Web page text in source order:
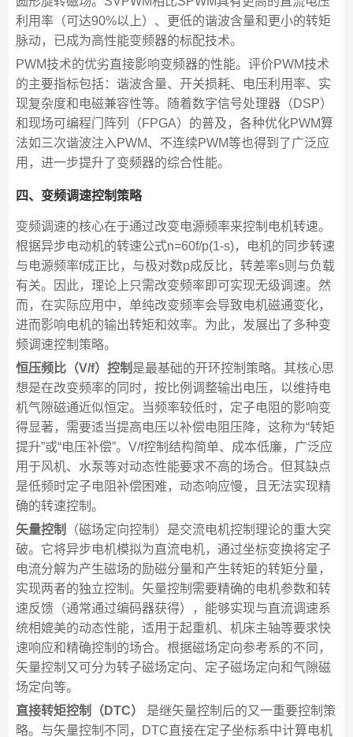
利用率（可达90%以上）、更低的谐波含量和更小的转矩
脉动，已成为高性能变频器的标配技术。
PWM技术的优劣直接影响变频器的性能。评价PWM技术
的主要指标包括：谐波含量、开关损耗、电压利用率、实
现复杂度和电磁兼容性等。随着数字信号处理器（DSP）
和现场可编程门阵列（FPGA）的普及，各种优化PWM算
法如三次谐波注入PWM、不连续PWM等也得到了广泛应
用，进一步提升了变频器的综合性能。
四、变频调速控制策略
变频调速的核心在于通过改变电源频率来控制电机转速。
根据异步电动机的转速公式n=60f/p(1-s)，电机的同步转速
与电源频率f成正比，与极对数p成反比，转差率s则与负载
有关。因此，理论上只需改变频率即可实现无级调速。然
而，在实际应用中，单纯改变频率会导致电机磁通变化，
进而影响电机的输出转矩和效率。为此，发展出了多种变
频调速控制策略。
恒压频比（V/f）控制 是最基础的开环控制策略。其核心思
想是在改变频率的同时，按比例调整输出电压，以维持电
机气隙磁通近似恒定。当频率较低时，定子电阻的影响变
得显著，需要适当提高电压以补偿电阻压降，这称为“转矩
提升”或“电压补偿”。V/f控制结构简单、成本低廉，广泛应
用于风机、水泵等对动态性能要求不高的场合。但其缺点
是低频时定子电阻补偿困难，动态响应慢，且无法实现精
确的转速控制。
矢量控制
（磁场定向控制）是交流电机控制理论的重大突
破。它将异步电机模拟为直流电机，通过坐标变换将定子
电流分解为产生磁场的励磁分量和产生转矩的转矩分量，
实现两者的独立控制。矢量控制需要精确的电机参数和转
速反馈（通常通过编码器获得），能够实现与直流调速系
统相媲美的动态性能，适用于起重机、机床主轴等要求快
速响应和精确控制的场合。根据磁场定向参考系的不同，
矢量控制又可分为转子磁场定向、定子磁场定向和气隙磁
场定向等。
直接转矩控制（DTC）
是继矢量控制后的又一重要控制策
略。与矢量控制不同，DTC直接在定子坐标系中计算电机